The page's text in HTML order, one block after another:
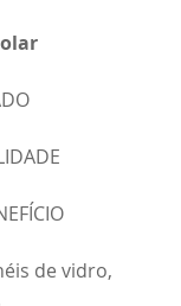
de vidro,